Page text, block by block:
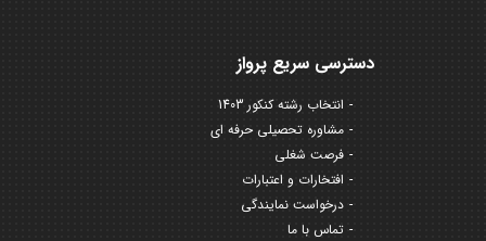
دسترسی سریع پرواز
انتخاب رشته کنکور 1403
مشاوره تحصیلی حرفه ای
فرصت شغلی
افتخارات و اعتبارات
درخواست نمایندگی
تماس با ما